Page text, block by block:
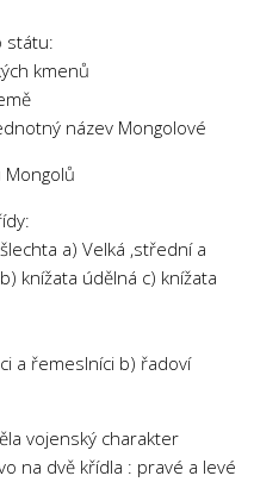
státu:
kmenů
název Mongolové
a) Velká ,střední a
knížata údělná c) knížata
a řemeslníci b) řadoví
vojenský charakter
na dvě křídla : pravé a levé